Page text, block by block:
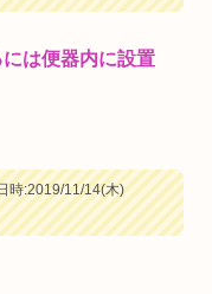
は便器内に設置
時:2019/11/14(木)